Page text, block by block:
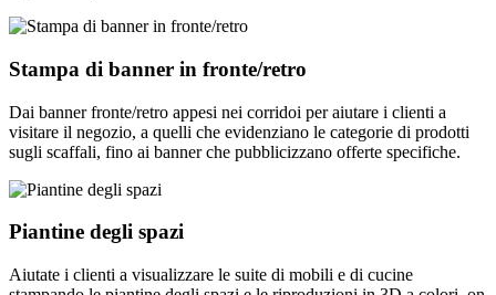
Stampa di banner in fronte/retro
Dai banner fronte/retro appesi nei corridoi per aiutare i clienti a
visitare il negozio, a quelli che evidenziano le categorie di prodotti
sugli scaffali, fino ai banner che pubblicizzano offerte specifiche.
Piantine degli spazi
Aiutate i clienti a visualizzare le suite di mobili e di cucine